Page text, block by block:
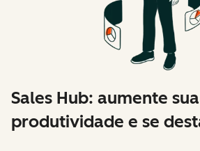
Sales Hub: aumente sua
produtividade e se